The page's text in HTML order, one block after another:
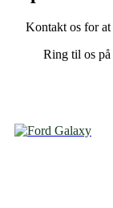
Antal døre
Kontakt os forat
Ring til os på